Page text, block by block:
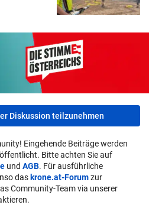
Diskussion teilzunehmen
Eingehende Beiträge werden
Bitte achten Sie auf
und AGB. Für ausführliche
das krone.at-Forumzur
Community-Team via unserer